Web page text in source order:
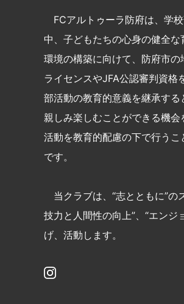
FCアルトゥーラ防府は、学
中、子どもたちの心身の健全
環境の構築に向けて、防府市
ライセンスやJFA公認審判資格
部活動の教育的意義を継承す
親しみ楽しむことができる機
活動を教育的配慮の下で行う
です。
当クラブは、“志とともに”の
技力と人間性の向上”、“エンジ
げ、活動します。